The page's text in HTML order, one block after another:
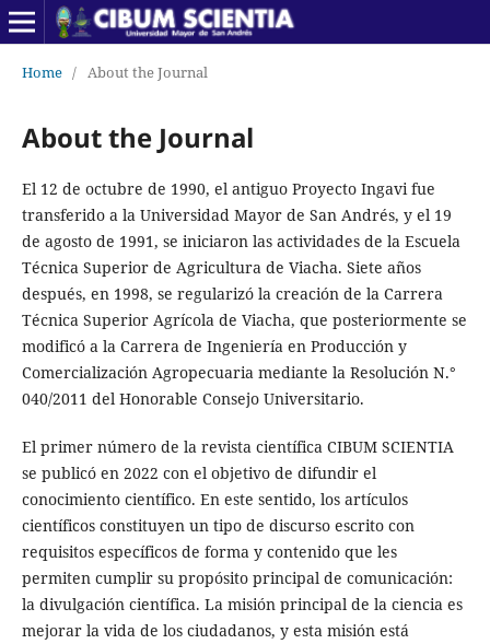
Home / About the Journal
About the Journal
El 12 de octubre de 1990, el antiguo Proyecto Ingavi fue
transferido a la Universidad Mayor de San Andrés, y el 19
de agosto de 1991, se iniciaron las actividades de la Escuela
Técnica Superior de Agricultura de Viacha. Siete años
después, en 1998, se regularizó la creación de la Carrera
Técnica Superior Agrícola de Viacha, que posteriormente se
modificó a la Carrera de Ingeniería en Producción y
Comercialización Agropecuaria mediante la Resolución N.°
040/2011 del Honorable Consejo Universitario.
El primer número de la revista científica CIBUM SCIENTIA
se publicó en 2022 con el objetivo de difundir el
conocimiento científico. En este sentido, los artículos
científicos constituyen un tipo de discurso escrito con
requisitos específicos de forma y contenido que les
permiten cumplir su propósito principal de comunicación:
la divulgación científica. La misión principal de la ciencia es
mejorar la vida de los ciudadanos, y esta misión está